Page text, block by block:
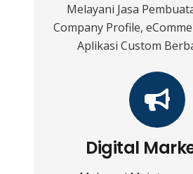
Melayani Jasa
Company Profile,
Aplikasi Custom
Digital